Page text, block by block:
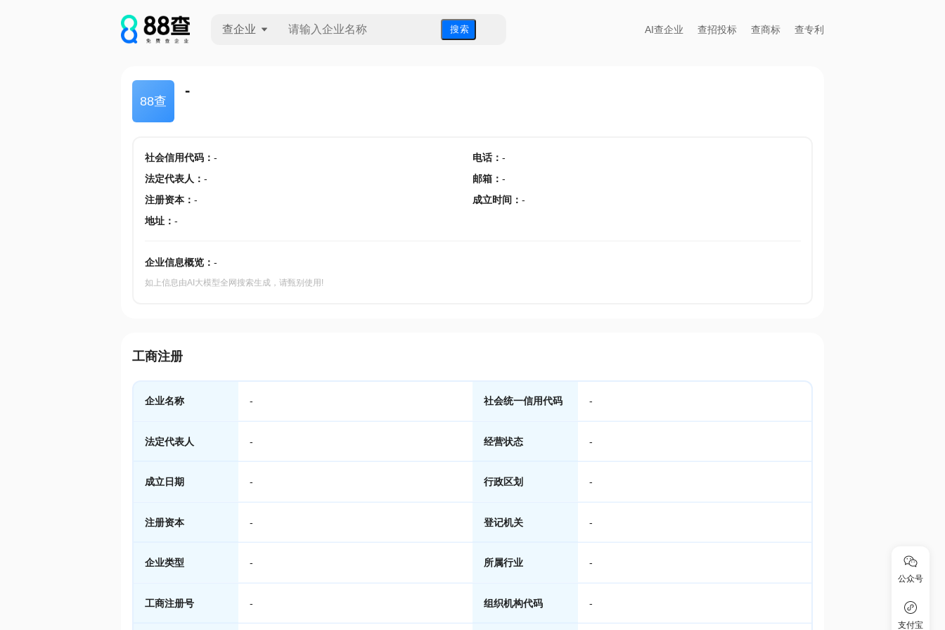
查企业 搜 索 AI查企业 查招投标 查商标 查专利
88查
-
社会信用代码： - 电话： -
法定代表人 ： - 邮箱 ： -
注册资本： - 成立时间 ： -
地址： -
企业信息概览： -
如上信息由AI大模型全网搜索生成，请甄别使用!
工商注册
企业名称 - 社会统一信用代码 -
法定代表人 - 经营状态 -
成立日期 - 行政区划 -
注册资本 - 登记机关 -
企业类型 - 所属行业 -
工商注册号 - 组织机构代码 -
公众号
支付宝